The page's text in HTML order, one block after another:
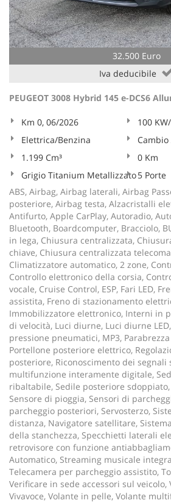
32.500 Euro
Iva deducibile
PEUGEOT 3008 Hybrid 145 e-DCS6
Km 0, 06/2026
100
Elettrica/Benzina
1.199 Cm³
0 Km
Grigio Titanium Metallizzato5 Porte
ABS, Airbag, Airbag laterali, Airbag
posteriore, Airbag testa, Alzacristalli
Antifurto, Apple CarPlay, Autoradio,
Bluetooth, Boardcomputer, Bracciolo,
in lega, Chiusura centralizzata,
chiave, Chiusura centralizzata
Climatizzatore automatico, 2 zone,
Controllo elettronico della corsia,
vocale, Cruise Control, ESP, Fari LED,
assistita, Freno di stazionamento
Immobilizzatore elettronico, Interni in
di velocità, Luci diurne, Luci diurne
pressione pneumatici, MP3,
Portellone posteriore elettrico,
posteriore, Riconoscimento dei segnali
multifunzione interamente digitale,
ribaltabile, Sedile posteriore
Sensore di pioggia, Sensori di
parcheggio posteriori, Servosterzo,
distanza, Navigatore satellitare,
della stanchezza, Specchietti laterali
retrovisore con funzione
Automatico, Streaming musicale
Telecamera per parcheggio assistito,
Verificare in sede accessori sul veicolo,
Vivavoce, Volante in pelle, Volante
Salva
le
impostazioni